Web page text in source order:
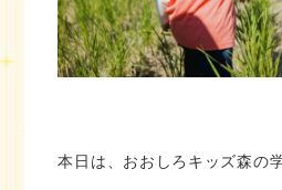
本日は、おおしろキッズ森の